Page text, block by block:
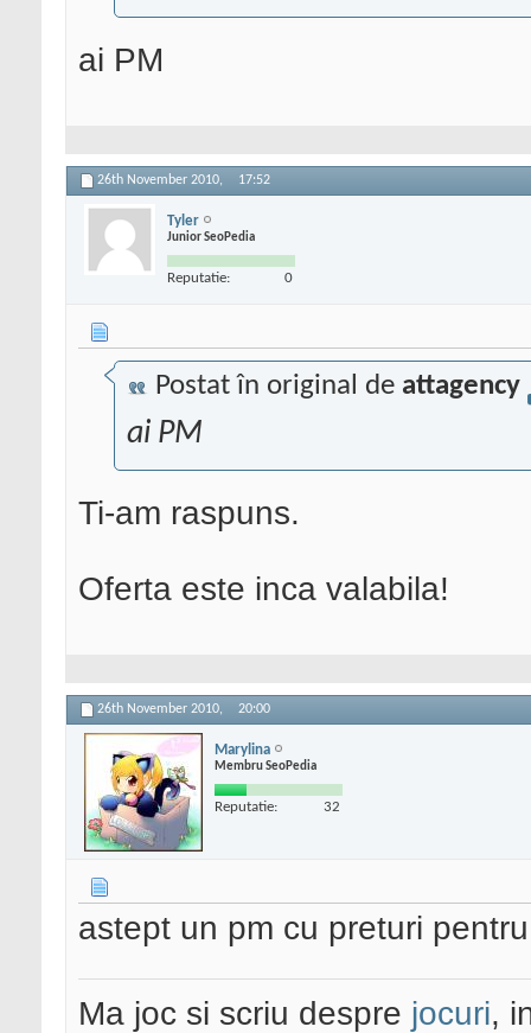
ai PM
26th November 2010, 17:52
Tyler
Junior SeoPedia
Reputatie: 0
Postat în original de attagency
ai PM
Ti-am raspuns.
Oferta este inca valabila!
26th November 2010, 20:00
Marylina
Membru SeoPedia
Reputatie: 32
astept un pm cu preturi
Ma joc si scriu despre jocuri,